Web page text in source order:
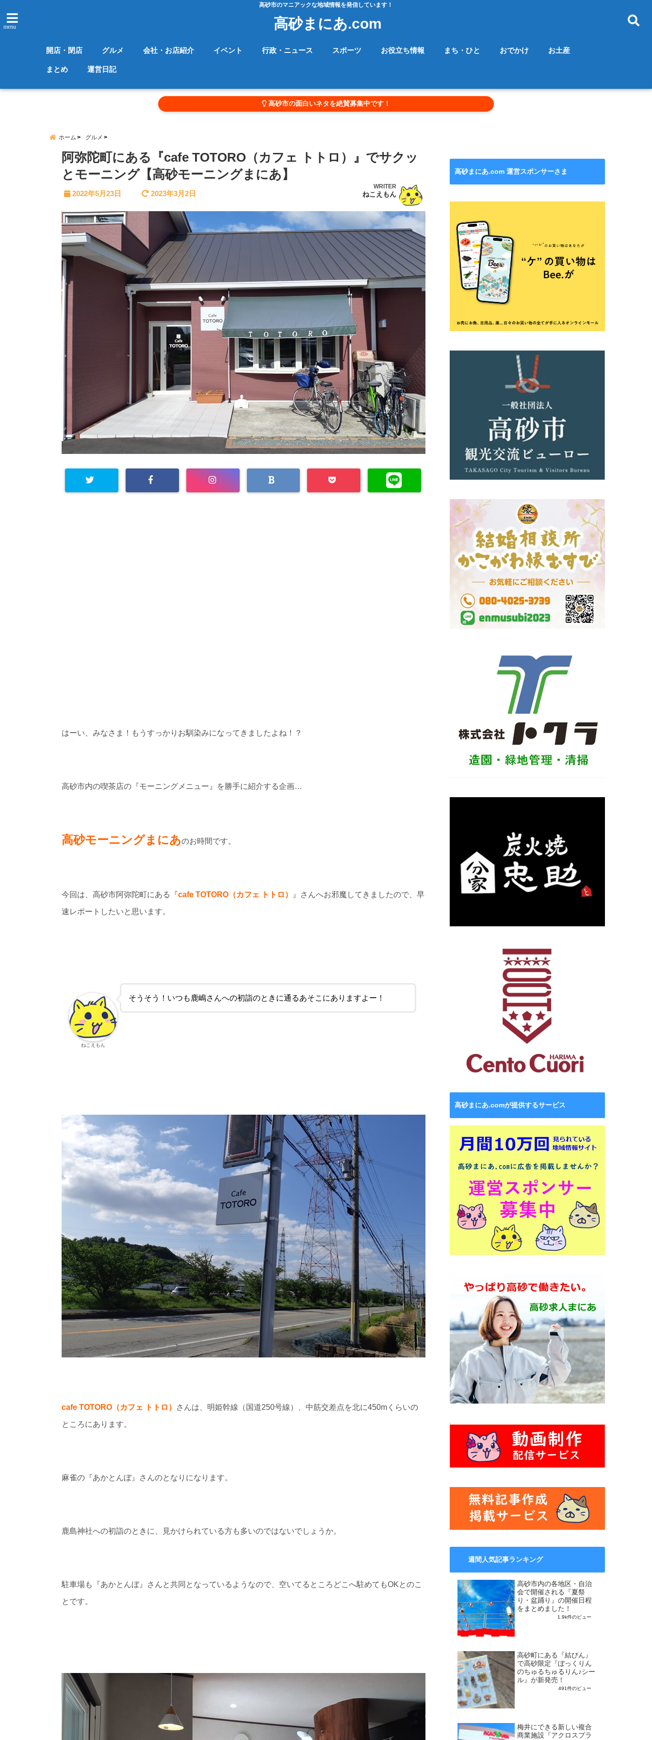
高砂市のマニアックな地域情報を発信しています！
menu 高砂まにあ.com
開店・閉店 グルメ 会社・お店紹介 イベント 行政・ニュース スポーツ お役立ち情報 まち・ひと おでかけ お土産
まとめ 運営日記
高砂市の面白いネタを絶賛募集中です！
ホーム グルメ
阿弥陀町にある『cafe TOTORO（カフェ トトロ）』でサクッ
とモーニング【高砂モーニングまにあ】
2022年5月23日 2023年3月2日
WRITER
ねこえもん
はーい、みなさま！もうすっかりお馴染みになってきましたよね！？
高砂市内の喫茶店の『モーニングメニュー』を勝手に紹介する企画…
高砂モーニングまにあのお時間です。
今回は、高砂市阿弥陀町にある『cafe TOTORO（カフェ トトロ） 』さんへお邪魔してきましたので、早
速レポートしたいと思います。
そうそう！いつも鹿嶋さんへの初詣のときに通るあそこにありますよー！
ねこえもん
cafe TOTORO（カフェ トトロ） さんは、明姫幹線（国道250号線）、中筋交差点を北に450mくらいの
ところにあります。
麻雀の『あかとんぼ』さんのとなりになります。
鹿島神社への初詣のときに、見かけられている方も多いのではないでしょうか。
駐車場も『あかとんぼ』さんと共同となっているようなので、空いてるところどこへ駐めてもOKとのこ
とです。
高砂まにあ.com 運営スポンサーさま
高砂まにあ.comが提供するサービス
週間人気記事ランキング
高砂市内の各地区・自治
会で開催される『夏祭
り・盆踊り』の開催日程
をまとめました！
1.9k件のビュー
高砂町にある『結びん』
で高砂限定『ぼっくりん
のちゅるちゅるりん♪シー
ル』が新発売！
491件のビュー
梅井にできる新しい複合
商業施設『アクロスプラ